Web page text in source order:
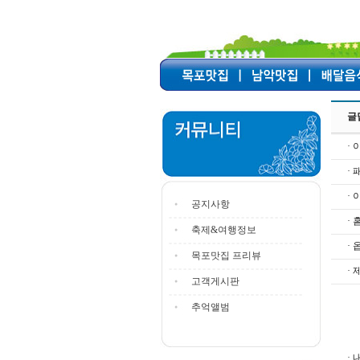
공지사항
축제&여행정보
목포맛집 프리뷰
고객게시판
추억앨범
글
·
·
·
·
·
·
·